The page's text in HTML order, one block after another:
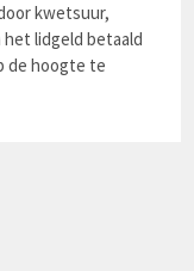
kwetsuur,
het lidgeld betaald
de hoogte te